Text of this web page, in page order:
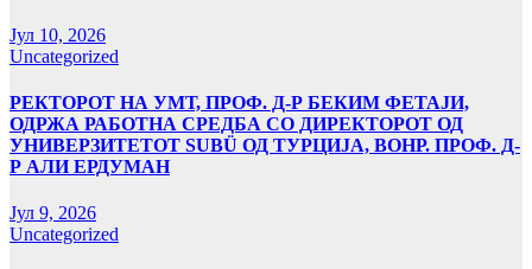
Јул 10, 2026
Uncategorized
РЕКТОРОТ НА УМТ, ПРОФ. Д-Р БЕКИМ ФЕТАЈИ,
ОДРЖА РАБОТНА СРЕДБА СО ДИРЕКТОРОТ ОД
УНИВЕРЗИТЕТОТ SUBÜ ОД ТУРЦИЈА, ВОНР. ПРОФ. Д-
Р АЛИ ЕРДУМАН
Јул 9, 2026
Uncategorized